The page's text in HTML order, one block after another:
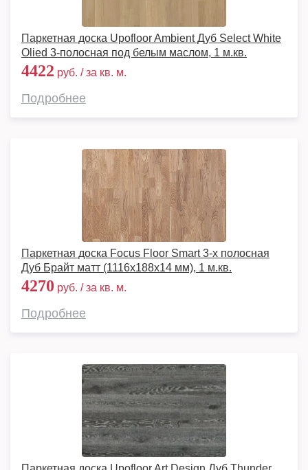
Паркетная доска Upofloor Ambient Дуб Select White
Olied 3-полосная под белым маслом, 1 м.кв.
4422 руб. / за кв. м.
Подробнее
Паркетная доска Focus Floor Smart 3-х полосная
Дуб Брайт матт (1116x188x14 мм), 1 м.кв.
4270 руб. / за кв. м.
Подробнее